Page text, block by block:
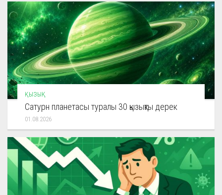
ҚЫЗЫҚ
Сатурн планетасы туралы 30 қызықты дерек
01.08.2026